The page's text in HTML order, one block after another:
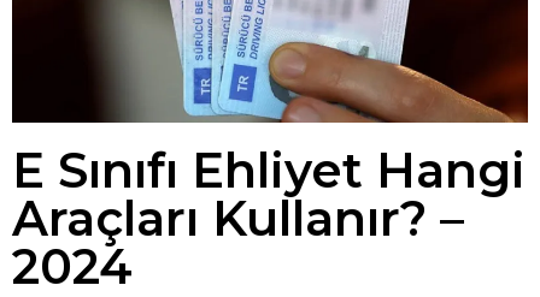
E Sınıfı Ehliyet Hangi
Araçları Kullanır? –
2024